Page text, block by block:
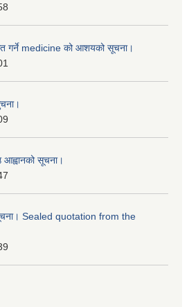
गर्ने medicine को आशयको सूचना।
आह्वानको सूचना।
Sealed quotation from the